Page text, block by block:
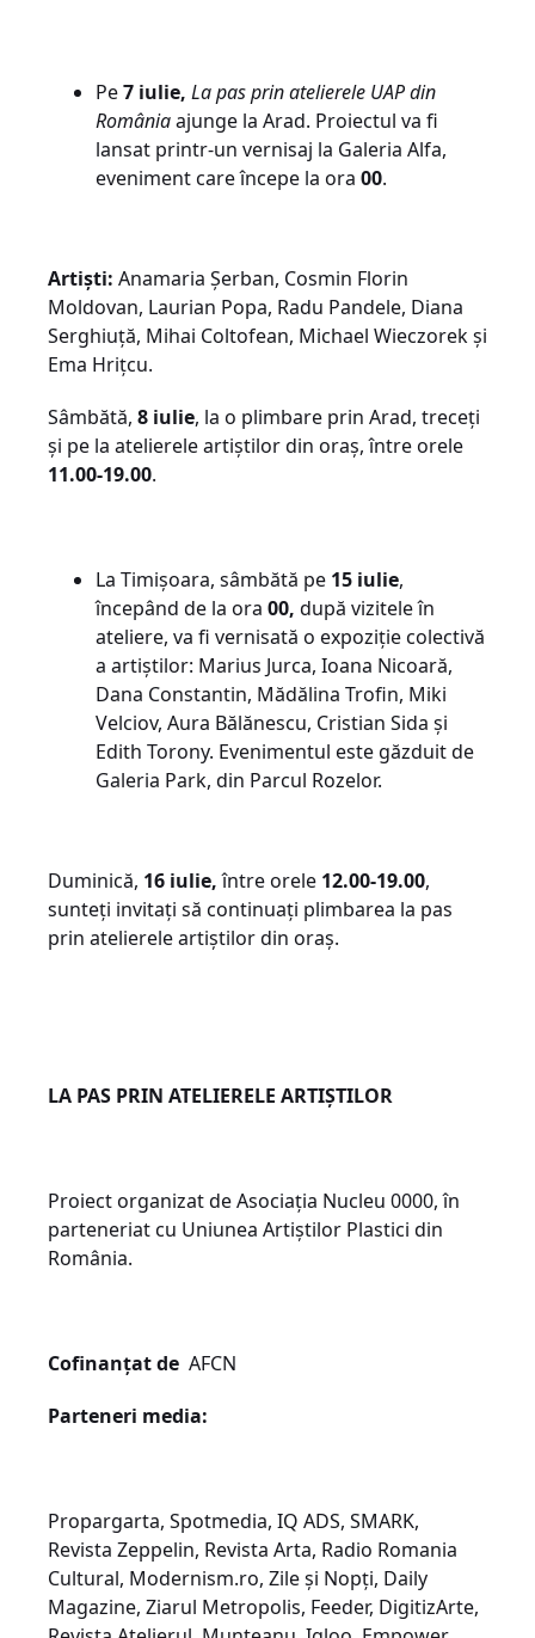
Pe7 iulie, La pas prin atelierele UAP din
Româniaajunge la Arad. Proiectul va fi
lansat printr-un vernisaj la Galeria Alfa,
eveniment care începe la ora 00.
Artiști: Anamaria Șerban, Cosmin Florin
Moldovan, Laurian Popa, Radu Pandele, Diana
Serghiuță, Mihai Coltofean, Michael Wieczorek și
Ema Hrițcu.
Sâmbătă, 8 iulie, la o plimbare prin Arad, treceți
și pe la atelierele artiștilor din oraș, între orele
11.00-19.00.
La Timișoara, sâmbătă pe 15 iulie,
începând de la ora 00, după vizitele în
ateliere, va fi vernisată o expoziție colectivă
a artiștilor: Marius Jurca, Ioana Nicoară,
Dana Constantin, Mădălina Trofin, Miki
Velciov, Aura Bălănescu, Cristian Sida și
Edith Torony. Evenimentul este găzduit de
Galeria Park, din Parcul Rozelor.
Duminică, 16 iulie,între orele 12.00-19.00,
sunteți invitați să continuați plimbarea la pas
prin atelierele artiștilor din oraș.
LA PAS PRIN ATELIERELE ARTIȘTILOR
Proiect organizat de Asociația Nucleu 0000, în
parteneriat cu Uniunea Artiștilor Plastici din
România.
Cofinanțat de AFCN
Parteneri media:
Propargarta, Spotmedia, IQ ADS, SMARK,
Revista Zeppelin, Revista Arta, Radio Romania
Cultural, Modernism.ro, Zile și Nopți, Daily
Magazine, Ziarul Metropolis, Feeder, DigitizArte,